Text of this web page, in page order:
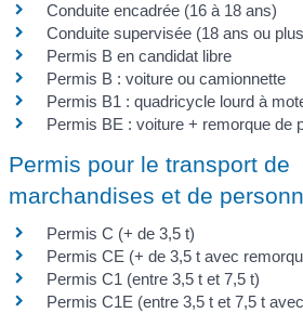
Conduite encadrée (16 à 18 ans)
Conduite supervisée (18 ans ou
Permis B en candidat libre
Permis B : voiture ou camionnette
Permis B1 : quadricycle lourd à
Permis BE : voiture + remorque de
Permis pour le transport de
marchandises et de
Permis C (+ de 3,5 t)
Permis CE (+ de 3,5 t avec
Permis C1 (entre 3,5 t et 7,5 t)
Permis C1E (entre 3,5 t et 7,5 t